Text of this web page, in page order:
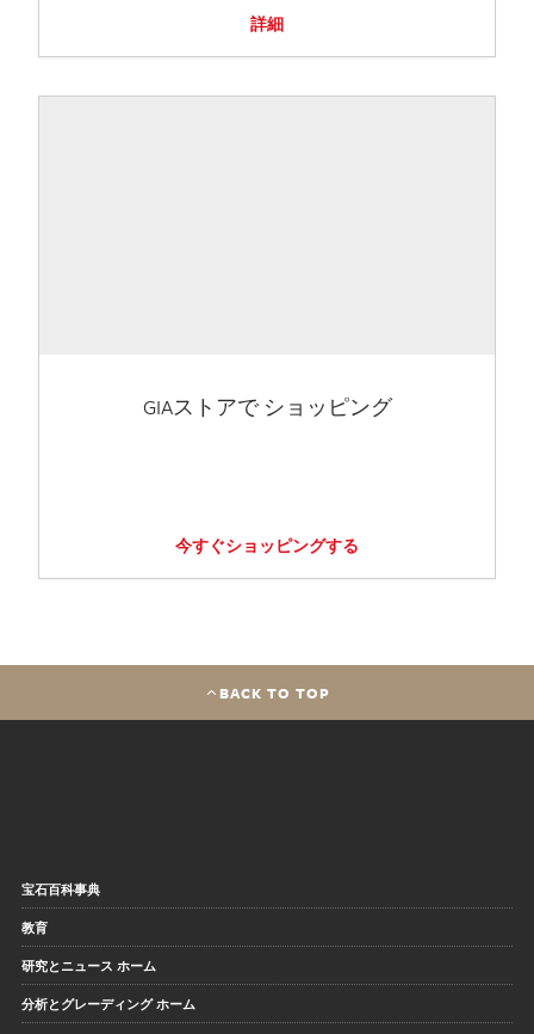
詳細
GIAストアで ショッピング
今すぐショッピングする
BACK TO TOP
宝石百科事典
教育
研究とニュース ホーム
分析とグレーディング ホーム